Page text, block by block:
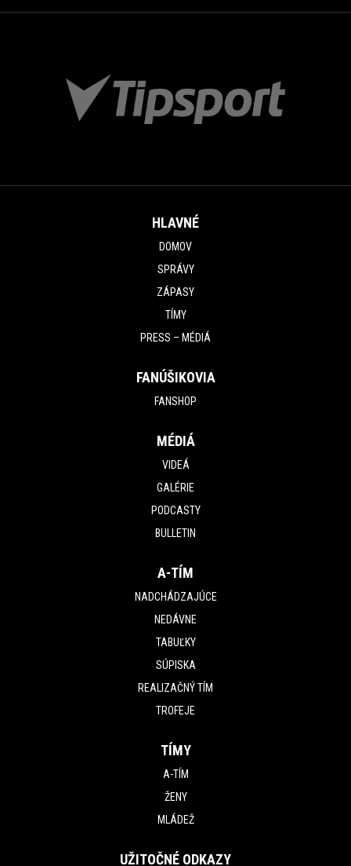
HLAVNÉ
DOMOV
SPRÁVY
ZÁPASY
TÍMY
PRESS – MÉDIÁ
FANÚŠIKOVIA
FANSHOP
MÉDIÁ
VIDEÁ
GALÉRIE
PODCASTY
BULLETIN
A-TÍM
NADCHÁDZAJÚCE
NEDÁVNE
TABUĽKY
SÚPISKA
REALIZAČNÝ TÍM
TROFEJE
TÍMY
A-TÍM
ŽENY
MLÁDEŽ
UŽITOČNÉ ODKAZY